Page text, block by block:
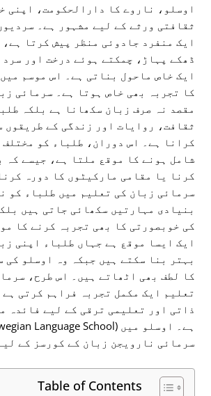
اوسلو، ناروے کا دارالحکومت، اپنی
ثقافتی ورثے کے لیے مشہور ہے۔
ایک منفرد جادوئی منظر پیش کرتا
ڈھکے پہاڑ، چمکتے ہوئے درخت اور
ایک خاص ماحول بناتی ہے۔ اس موسم
کا تجربہ بھی خاص ہوتا ہے۔ سرمائی
مقصد نہ صرف زبان سکھانا ہے بلکہ
ثقافت، روایات اور زندگی کے طریقوں
کرانا ہے۔ اس دوران، طلباء کو
شامل ہونے کا موقع ملتا ہے، جیسے کہ
کرنا یا مقامی مارکیٹوں کا دورہ
سرمائی زبان کی تعلیم میں طلباء کو
بنیادی مہارتیں سکھائی جاتی ہیں
کی خوبصورتی کا بھی تجربہ کرنے کا
ایک ایسا موقع ہے جہاں طلباء اپنی
بہتر بنا سکتے ہیں جبکہ وہ اوسلو کی
کا لطف بھی اٹھاتے ہیں۔ اس طرح،
تعلیم ایک مکمل تجربہ فراہم کرتی
ذاتی اور تعلیمی ترقی کے لیے فائدہ
سرمائی نارویجن زبان کے کورسز کے
Table of Contents